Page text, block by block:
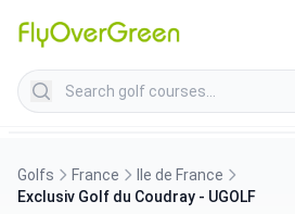
Search golf courses
Golfs France
Ile de France
Exclusiv Golf du Coudray - UGOLF